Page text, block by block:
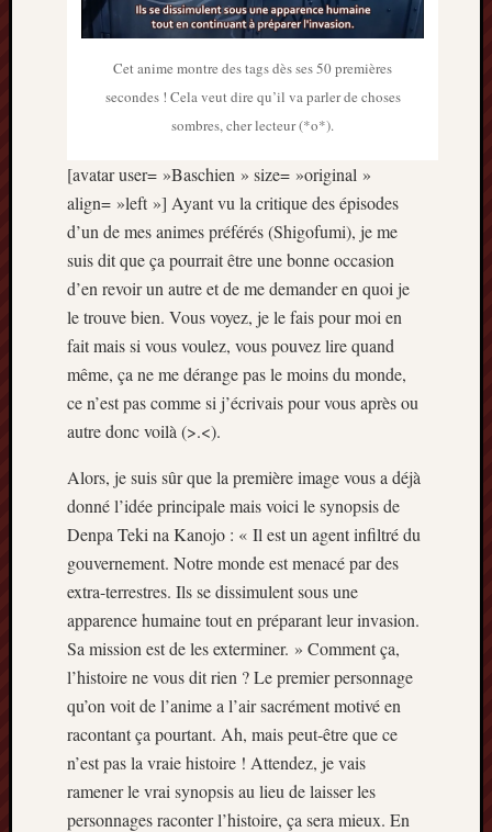
Cet anime montre des tags dès ses 50 premières
secondes ! Cela veut dire qu’il va parler de choses
sombres, cher lecteur (*o*).
[avatar user= »Baschien » size= »original »
align= »left »] Ayant vu la critique des épisodes
d’un de mes animes préférés (Shigofumi), je me
suis dit que ça pourrait être une bonne occasion
d’en revoir un autre et de me demander en quoi je
le trouve bien. Vous voyez, je le fais pour moi en
fait mais si vous voulez, vous pouvez lire quand
même, ça ne me dérange pas le moins du monde,
ce n’est pas comme si j’écrivais pour vous après ou
autre donc voilà (>.<).
Alors, je suis sûr que la première image vous a déjà
donné l’idée principale mais voici le synopsis de
Denpa Teki na Kanojo : « Il est un agent infiltré du
gouvernement. Notre monde est menacé par des
extra-terrestres. Ils se dissimulent sous une
apparence humaine tout en préparant leur invasion.
Sa mission est de les exterminer. » Comment ça,
l’histoire ne vous dit rien ? Le premier personnage
qu’on voit de l’anime a l’air sacrément motivé en
racontant ça pourtant. Ah, mais peut-être que ce
n’est pas la vraie histoire ! Attendez, je vais
ramener le vrai synopsis au lieu de laisser les
personnages raconter l’histoire, ça sera mieux. En